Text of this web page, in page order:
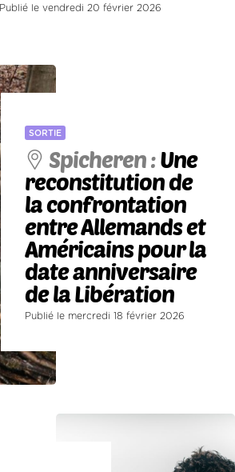
Publié le vendredi 20 février 2026
SORTIE
Spicheren :Une
reconstitution de
la confrontation
entre Allemands et
Américains pour la
date anniversaire
de la Libération
Publié le mercredi 18 février 2026